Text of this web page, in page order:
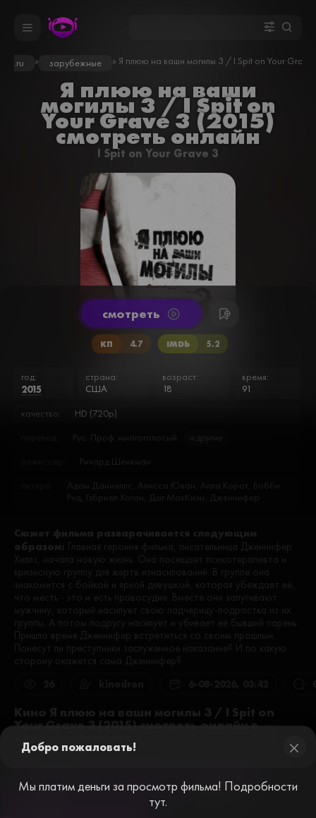
» зарубежные » Я плюю на ваши могилы 3 / I Spit on Your Grave
Я плюю на ваши
могилы 3 / I Spit on
Your Grave 3 (2015)
смотреть онлайн
I Spit on Your Grave 3
Сюжет фильма разварачивается следующим
образом: Главная героиня фильма, писательница Дженнифер
Хиллз, начала новую жизнь. Она посещает психотерапевта и
кризисную группу для жертв изнасилований. В группе она
знакомится с бойкой и яркой девушкой, которая убеждает её,
что месть - это и есть правосудие. Вместе они запугивают
мужчину, который насилует свою падчерицу-подростка из их
группы. А потом подругу насилует и убивает её бывший парень.
Пришло время Дженнифер встретиться со своим прошлым.
Понесут ли преступники заслуженное наказание? И по какую
сторону окажется сама Дженнифер?
cмотреть
КП 4.7 IMDb 5.2
год:
2015
страна:
США
возраст:
18
время:
91
качество: HD (720p)
Ричард Шенкман
Рус. Проф. многоголосый
Адам Даннеллс, Алисса Юван, Алла Корот, Бобби
Рид, Гэбриел Хоган, Даг МакКиэн, Дженнифер
Перрин, Малани Кумс, Мишель Херд, Мэг Рейч,
Расселл Чарльз Питтс, Родни Истман, Сара Батлер,
Уолтер Перес, Харли Джейн Козак, Хит МакГоф,
Эндрю Диц
Кино Я плюю на ваши могилы 3 / I Spit on
Your Grave 3 (2015) смотреть онлайн в
Плеер №8
Добро пожаловать!
Мы платим деньги за просмотр фильма! Подробности
тут.